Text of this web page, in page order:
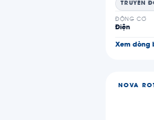
TRUYỀN
ĐỘNG CƠ
Điện
Xem dòng
NOVA